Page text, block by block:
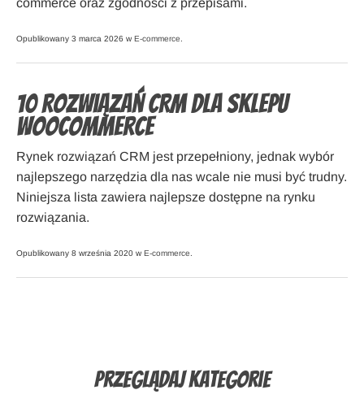
commerce oraz zgodności z przepisami.
Opublikowany 3 marca 2026 w E-commerce
10 rozwiązań CRM dla sklepu
WooCommerce
Rynek rozwiązań CRM jest przepełniony, jednak wybór
najlepszego narzędzia dla nas wcale nie musi być trudny.
Niniejsza lista zawiera najlepsze dostępne na rynku
rozwiązania.
Opublikowany 8 września 2020 w E-commerce
Przeglądaj Kategorie